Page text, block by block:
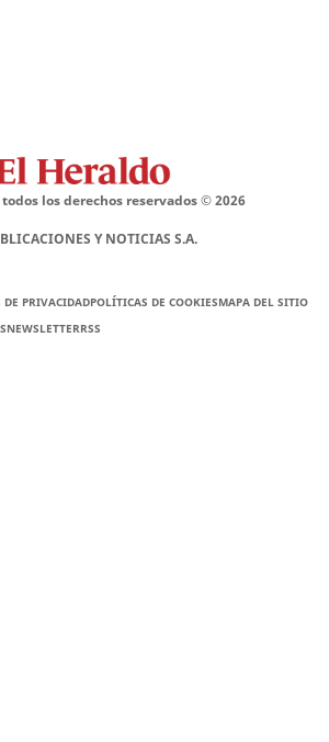
los derechos reservados ©2026
Y NOTICIAS S.A.
DE PRIVACIDADPOLÍTICAS DE COOKIESMAPA DEL SITIO
NEWSLETTERRSS